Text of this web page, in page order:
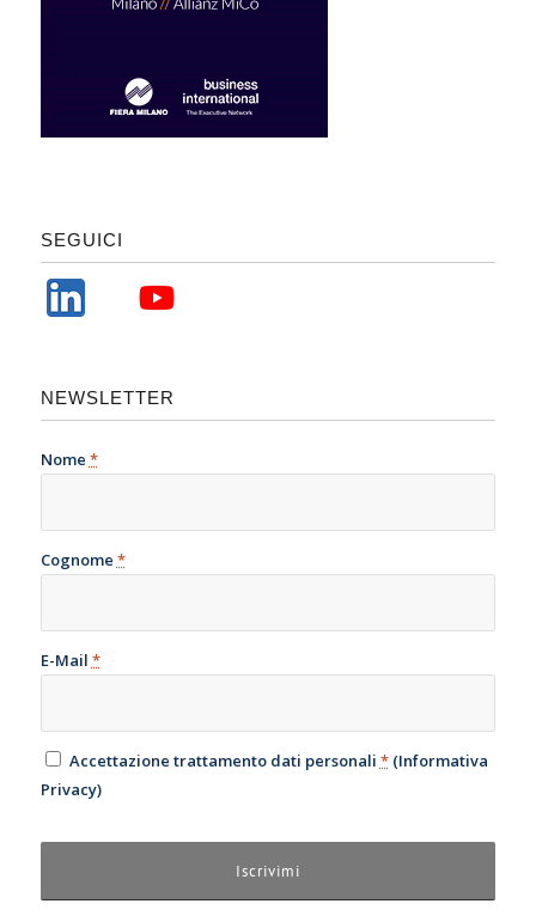
SEGUICI
NEWSLETTER
Nome *
Cognome *
E-Mail *
Accettazione trattamento dati personali *(Informativa
Privacy)